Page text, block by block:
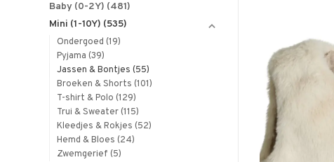
Baby (0-2Y) (481)
Mini (1-10Y) (535)
Ondergoed (19)
Pyjama (39)
Jassen & Bontjes (55)
Broeken & Shorts (101)
T-shirt & Polo (129)
Trui & Sweater (115)
Kleedjes & Rokjes (52)
Hemd & Bloes (24)
Zwemgerief (5)